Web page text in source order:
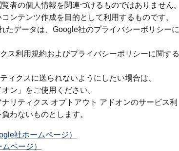
者の個人情報を関連づけるものではありません。
ンテンツ作成を目的として利用するものです。
たデータは、Google社のプライバシーポリシーに
ス利用規約およびプライバシーポリシーに関する
ィクスに送られないようにしたい場合は、
ン」をご使用ください。
リティクス オプトアウト アドオンのサービス利
わないものとします。
社ホームページ）
ページ）